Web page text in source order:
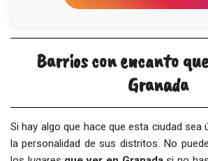
Barrios con encanto
Granada
Si hay algo que hace que esta ciudad sea
la personalidad de sus distritos. No